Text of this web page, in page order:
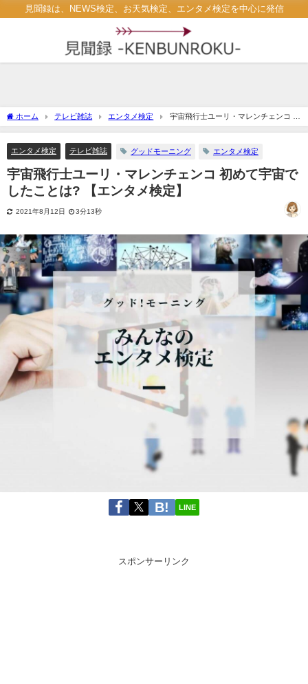
見聞録は、NEWS検定、お天気検定、エンタメ検定を中心に発信
ホーム テレビ雑誌 エンタメ検定
宇宙飛行士ユーリ・マレンチェンコ 初
めて宇宙でしたことは? 【エンタメ検定】
エンタメ検定 テレビ雑誌 グッドモーニング エンタメ検定
宇宙飛行士ユーリ・マレンチェンコ 初めて宇宙で
したことは? 【エンタメ検定】
2021年8月12日 3分13秒
LINE
スポンサーリンク